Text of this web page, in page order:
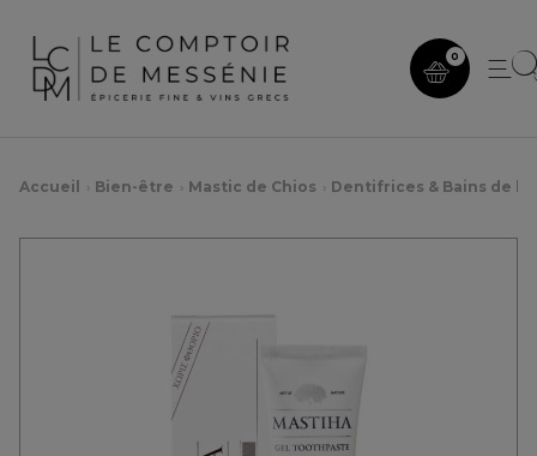
0
Accueil Bien-être Mastic de Chios Dentifrices & Bains de